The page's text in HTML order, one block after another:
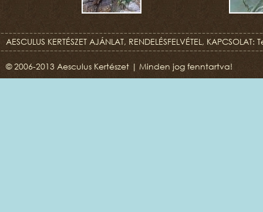
AESCULUS KERTÉSZET AJÁNLAT, RENDELÉSFELVÉTEL,
© 2006-2013 Aesculus Kertészet | Minden jog fenntartva!